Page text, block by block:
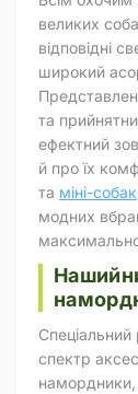
великих
відповідні
широкий
та
ефектний
й про їх
та міні-собак
модних
спектр
намордники,